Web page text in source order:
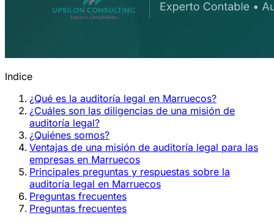
Indice
¿Qué es la auditoría legal en Marruecos?
¿Cuáles son las diligencias de una misión de
auditoría legal?
¿Quiénes somos?
Ventajas de una misión de auditoría legal para las
empresas en Marruecos
Principales preguntas y respuestas sobre la
auditoría legal en Marruecos
Preguntas frecuentes
Preguntas frecuentes